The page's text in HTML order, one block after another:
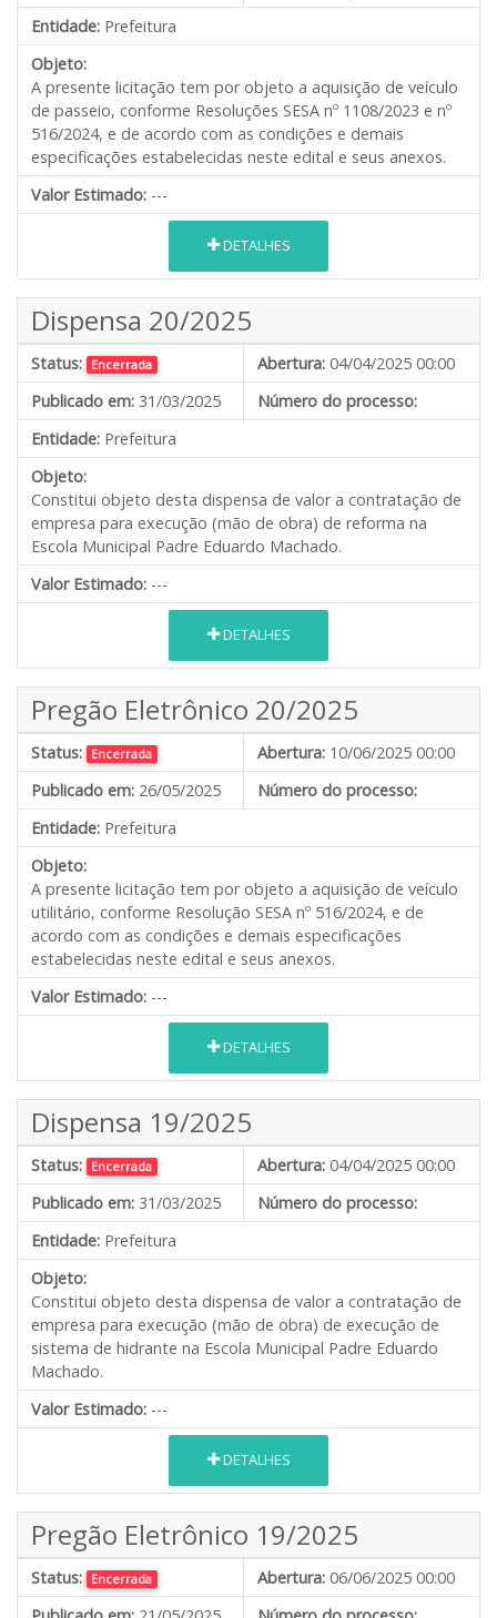
Entidade: Prefeitura
Objeto:
A presente licitação tem por objeto a aquisição de veículo
de passeio, conforme Resoluções SESA nº 1108/2023 e nº
516/2024, e de acordo com as condições e demais
especificações estabelecidas neste edital e seus anexos.
Valor Estimado: ---
DETALHES
Dispensa 20/2025
Status: Encerrada Abertura: 04/04/2025 00:00
Publicado em: 31/03/2025
Número do processo:
Entidade: Prefeitura
Objeto:
Constitui objeto desta dispensa de valor a contratação de
empresa para execução (mão de obra) de reforma na
Escola Municipal Padre Eduardo Machado.
Valor Estimado: ---
DETALHES
Pregão Eletrônico 20/2025
Status: Encerrada Abertura: 10/06/2025 00:00
Publicado em: 26/05/2025
Número do processo:
Entidade: Prefeitura
Objeto:
A presente licitação tem por objeto a aquisição de veículo
utilitário, conforme Resolução SESA nº 516/2024, e de
acordo com as condições e demais especificações
estabelecidas neste edital e seus anexos.
Valor Estimado: ---
DETALHES
Dispensa 19/2025
Status: Encerrada Abertura: 04/04/2025 00:00
Publicado em: 31/03/2025
Número do processo:
Entidade: Prefeitura
Objeto:
Constitui objeto desta dispensa de valor a contratação de
empresa para execução (mão de obra) de execução de
sistema de hidrante na Escola Municipal Padre Eduardo
Machado.
Valor Estimado: ---
DETALHES
Pregão Eletrônico 19/2025
Status: Encerrada Abertura: 06/06/2025 00:00